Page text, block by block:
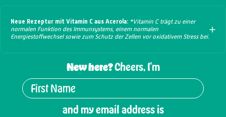
Neue Rezeptur mit Vitamin C aus Acerola: *Vitamin C trägt zu einer
normalen Funktion des Immunsystems, einem normalen
Energiestoffwechsel sowie zum Schutz der Zellen vor oxidativem Stress bei.
New here?Cheers, I'm
and my email address is